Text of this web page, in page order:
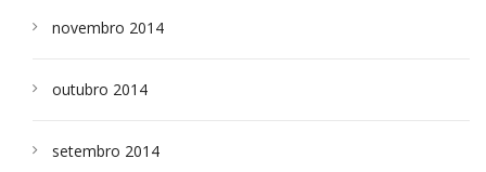
novembro 2014
outubro 2014
setembro 2014